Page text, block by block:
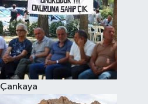
Çankaya